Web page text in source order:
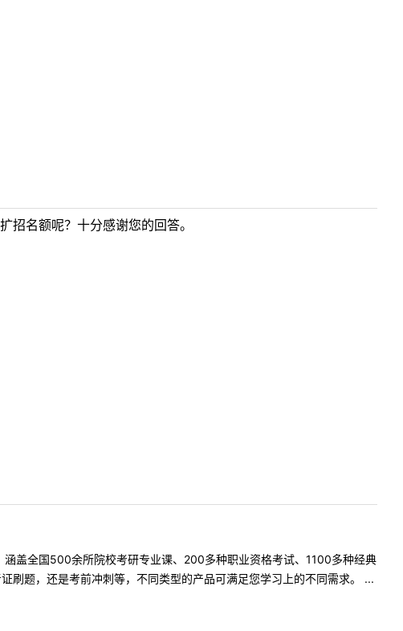
招名额呢？十分感谢您的回答。
盖全国500余所院校考研专业课、200多种职业资格考试、1100多种经典
刷题，还是考前冲刺等，不同类型的产品可满足您学习上的不同需求。 ...